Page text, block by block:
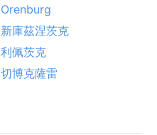
Orenburg
新庫茲涅茨克
利佩茨克
切博克薩雷